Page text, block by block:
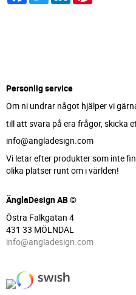
Personlig service
Om ni undrar något hjälper vi
till att svara på era frågor, skicka
info@angladesign.com
Vi letar efter produkter som inte
olika platser runt om i världen!
ÄnglaDesign AB ©
Östra Falkgatan 4
431 33 MÖLNDAL
info@angladesign.com